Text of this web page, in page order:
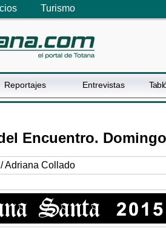
Turismo
Reportajes Entrevistas
Encuentro.
Adriana Collado